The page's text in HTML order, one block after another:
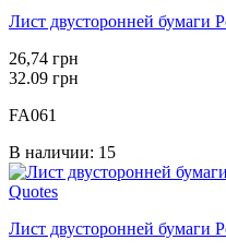
Лист двусторонней бумаги
26,74 грн
32.09 грн
FA061
В наличии: 15
Лист двусторонней бумаги